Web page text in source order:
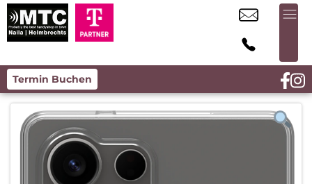
Termin Buchen